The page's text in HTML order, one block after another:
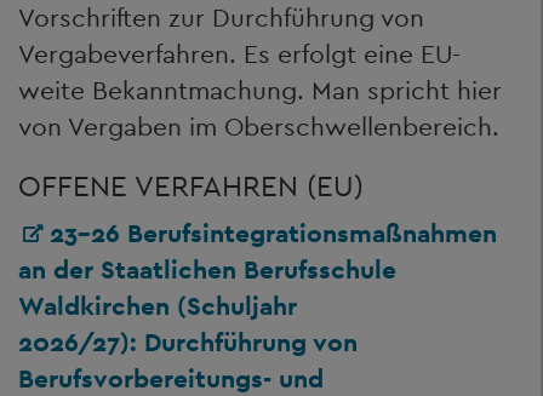
Vorschriften zur Durchführung von
Vergabeverfahren. Es erfolgt eine EU-
weite Bekanntmachung. Man spricht hier
von Vergaben im Oberschwellenbereich.
OFFENE VERFAHREN (EU)
23-26 Berufsintegrationsmaßnahmen
an der Staatlichen Berufsschule
Waldkirchen (Schuljahr
2026/27): Durchführung von
Berufsvorbereitungs- und